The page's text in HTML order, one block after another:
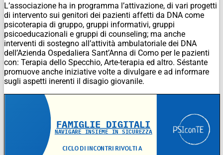
L’associazione ha in programma l’attivazione, di vari progetti
di intervento sui genitori dei pazienti affetti da DNA come
psicoterapia di gruppo, gruppi informativi, gruppi
psicoeducazionali e gruppi di counseling; ma anche
interventi di sostegno all’attività ambulatoriale dei DNA
dell’Azienda Ospedaliera Sant’Anna di Como per le pazienti
con: Terapia dello Specchio, Arte-terapia ed altro. Séstante
promuove anche iniziative volte a divulgare e ad informare
sugli aspetti inerenti il disagio giovanile.